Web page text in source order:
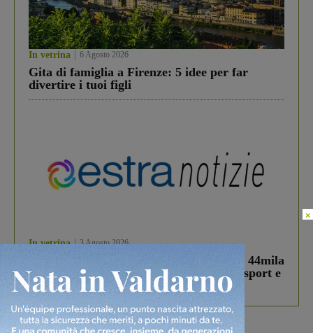
In vetrina 6 Agosto 2026
Gita di famiglia a Firenze: 5 idee per far
divertire i tuoi figli
In vetrina 3 Agosto 2026
Estra Notizie agosto: Smart Cities, oltre 44mila
studenti coinvolti, torna il bando per lo sport e
debutta il podcast Estrair
×